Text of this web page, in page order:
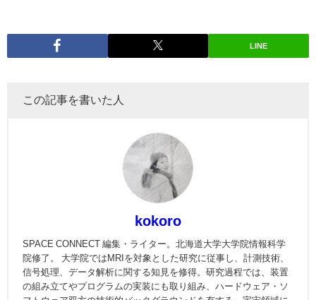
LINE
この記事を書いた人
kokoro
SPACE CONNECT 編集・ライター。北海道大学大学院情報科学
院修了。 大学院ではMRIを対象とした研究に従事し、計測技術、
信号処理、データ解析に関する知見を修得。研究過程では、装置
の組み立てやプログラムの実装にも取り組み、ハードウェア・ソ